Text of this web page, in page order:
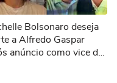
Bolsonaro deseja
a Alfredo Gaspar
anúncio como vice de